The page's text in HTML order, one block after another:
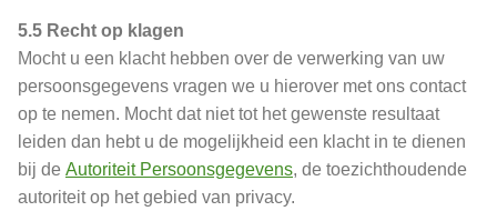
5.5 Recht op klagen
Mocht u een klacht hebben over de verwerking van uw
persoonsgegevens vragen we u hierover met ons contact
op te nemen. Mocht dat niet tot het gewenste resultaat
leiden dan hebt u de mogelijkheid een klacht in te dienen
bij de Autoriteit Persoonsgegevens, de toezichthoudende
autoriteit op het gebied van privacy.